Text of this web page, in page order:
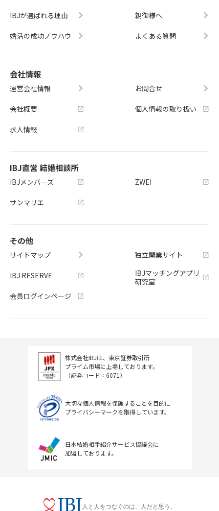
IBJが選ばれる理由
婚活の成功ノウハウ
親御様へ
よくある質問
会社情報
運営会社情報
会社概要
求人情報
お問合せ
個人情報の取り扱い
IBJ直営 結婚相談所
IBJメンバーズ
サンマリエ
ZWEI
その他
サイトマップ
IBJ RESERVE
会員ログインページ
独立開業サイト
IBJマッチングアプリ
研究室
株式会社IBJは、東京証券取引所
プライム市場に上場しております。
（証券コード：6071）
大切な個人情報を保護することを目的に
プライバシーマークを取得しています。
日本結婚相手紹介サービス協議会に
加盟しております。
人と人をつなぐのは、人だと思う。